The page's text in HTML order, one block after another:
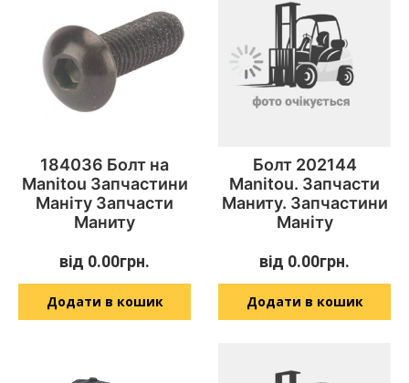
184036 Болт на
Manitou Запчастини
Маніту Запчасти
Маниту
від 0.00грн.
Додати в кошик
Болт 202144
Manitou. Запчасти
Маниту. Запчастини
Маніту
від 0.00грн.
Додати в кошик